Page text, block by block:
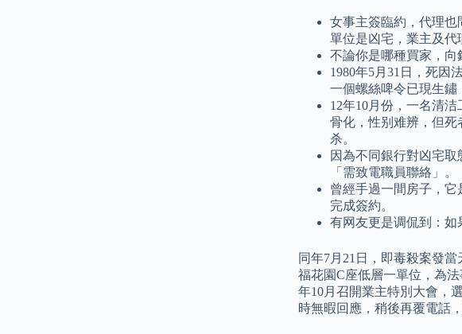
女事主簽臨約，代理
單位是凶宅，業主及代
不論你是哪種買家，向
1980年5月31日，死因
一個螺絲啤令已現生鏽
12年10月份，一名清
骨化，性别难辨，但
杀。
因為不同銀行對凶宅
「需致電職員聯絡」。
曾經手過一間房子，
完成簽約。
有网友更是调侃到：如
同年7月21日，即毒殺案發
福花園C座低層一單位，為
年10月召開業主特別大會，
時無暇回應，稍後再覆電話